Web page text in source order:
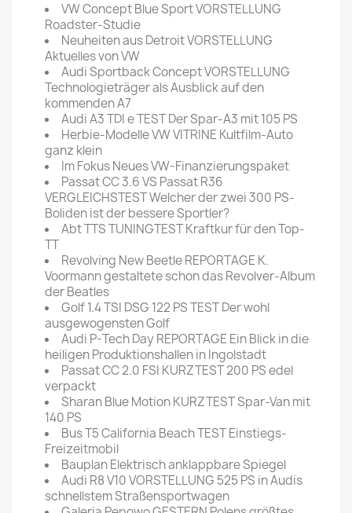
VW Concept Blue Sport VORSTELLUNG
Roadster-Studie
Neuheiten aus Detroit VORSTELLUNG
Aktuelles von VW
Audi Sportback Concept VORSTELLUNG
Technologieträger als Ausblick auf den
kommenden A7
Audi A3 TDI e TEST Der Spar-A3 mit 105 PS
Herbie-Modelle VW VITRINE Kultfilm-Auto
ganz klein
Im Fokus Neues VW-Finanzierungspaket
Passat CC 3.6 VS Passat R36
VERGLEICHSTEST Welcher der zwei 300 PS-
Boliden ist der bessere Sportler?
Abt TTS TUNINGTEST Kraftkur für den Top-
TT
Revolving New Beetle REPORTAGE K.
Voormann gestaltete schon das Revolver-Album
der Beatles
Golf 1.4 TSI DSG 122 PS TEST Der wohl
ausgewogensten Golf
Audi P-Tech Day REPORTAGE Ein Blick in die
heiligen Produktionshallen in Ingolstadt
Passat CC 2.0 FSI KURZTEST 200 PS edel
verpackt
Sharan Blue Motion KURZTEST Spar-Van mit
140 PS
Bus T5 California Beach TEST Einstiegs-
Freizeitmobil
Bauplan Elektrisch anklappbare Spiegel
Audi R8 V10 VORSTELLUNG 525 PS in Audis
schnellstem Straßensportwagen